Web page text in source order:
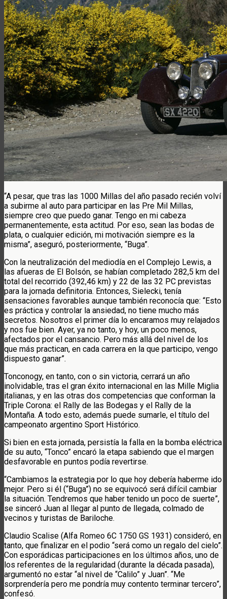
“A pesar, que tras las 1000 Millas del año pasado recién volví
a subirme al auto para participar en las Pre Mil Millas,
siempre creo que puedo ganar. Tengo en mi cabeza
permanentemente, esta actitud. Por eso, sean las bodas de
plata, o cualquier edición, mi motivación siempre es la
misma”, aseguró, posteriormente, “Buga”.
Con la neutralización del mediodía en el Complejo Lewis, a
las afueras de El Bolsón, se habían completado 282,5 km del
total del recorrido (392,46 km) y 22 de las 32 PC previstas
para la jornada definitoria. Entonces, Sielecki, tenía
sensaciones favorables aunque también reconocía que: “Esto
es práctica y controlar la ansiedad, no tiene mucho más
secretos. Nosotros el primer día lo encaramos muy relajados
y nos fue bien. Ayer, ya no tanto, y hoy, un poco menos,
afectados por el cansancio. Pero más allá del nivel de los
que más practican, en cada carrera en la que participo, vengo
dispuesto ganar”.
Tonconogy, en tanto, con o sin victoria, cerrará un año
inolvidable, tras el gran éxito internacional en las Mille Miglia
italianas, y en las otras dos competencias que conforman la
Triple Corona: el Rally de las Bodegas y el Rally de la
Montaña. A todo esto, además puede sumarle, el título del
campeonato argentino Sport Histórico.
Si bien en esta jornada, persistía la falla en la bomba eléctrica
de su auto, “Tonco” encaró la etapa sabiendo que el margen
desfavorable en puntos podía revertirse.
“Cambiamos la estrategia por lo que hoy debería haberme ido
mejor. Pero si él (“Buga”) no se equivocó será difícil cambiar
la situación. Tendremos que haber tenido un poco de suerte”,
se sinceró Juan al llegar al punto de llegada, colmado de
vecinos y turistas de Bariloche.
Claudio Scalise (Alfa Romeo 6C 1750 GS 1931) consideró, en
tanto, que finalizar en el podio “será como un regalo del cielo”.
Con esporádicas participaciones en los últimos años, uno de
los referentes de la regularidad (durante la década pasada),
argumentó no estar “al nivel de “Calilo” y Juan”. “Me
sorprendería pero me pondría muy contento terminar tercero”,
confesó.